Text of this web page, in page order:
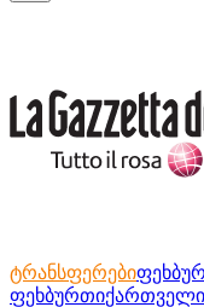
ტრანსფერები
ფეხბურთიქართველი